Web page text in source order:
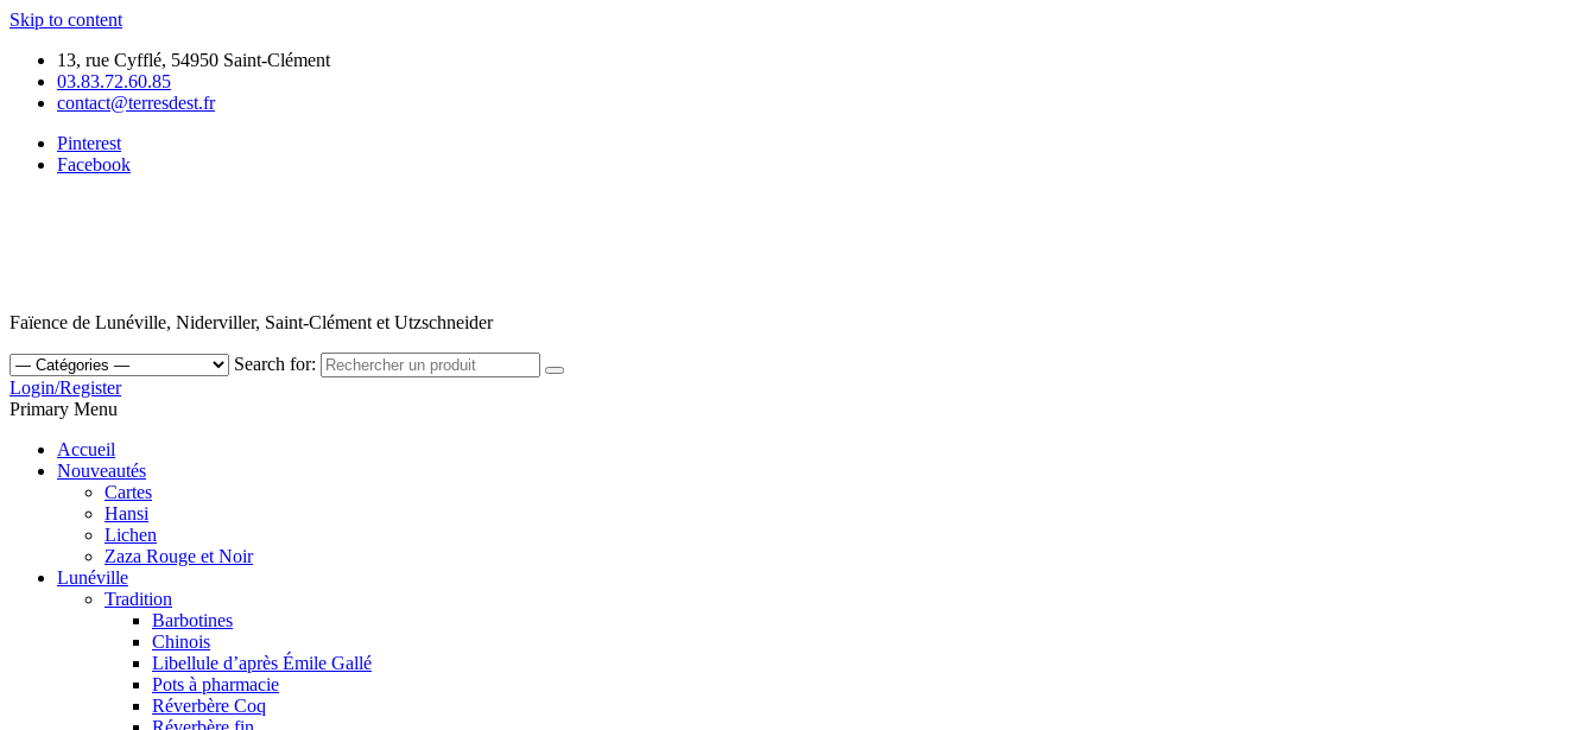
Skip to content
13, rue Cyfflé, 54950 Saint-Clément
03.83.72.60.85
contact@terresdest.fr
Pinterest
Facebook
Faïence de Lunéville, Niderviller, Saint-Clément et Utzschneider
Search for:
Login/Register
Primary Menu
Accueil
Nouveautés
Cartes
Hansi
Lichen
Zaza Rouge et Noir
Lunéville
Tradition
Barbotines
Chinois
Libellule d’après Émile Gallé
Pots à pharmacie
Réverbère Coq